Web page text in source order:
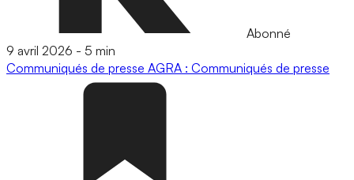
Abonné
9 avril 2026 - 5 min
Communiqués de presse AGRA : Communiqués de presse